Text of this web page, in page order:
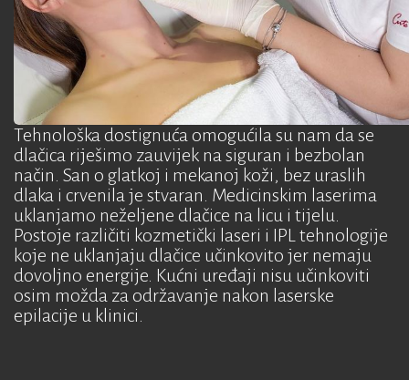
Tehnološka dostignuća omogućila su nam da se
dlačica riješimo zauvijek na siguran i bezbolan
način. San o glatkoj i mekanoj koži, bez uraslih
dlaka i crvenila je stvaran. Medicinskim laserima
uklanjamo neželjene dlačice na licu i tijelu.
Postoje različiti kozmetički laseri i IPL tehnologije
koje ne uklanjaju dlačice učinkovito jer nemaju
dovoljno energije. Kućni uređaji nisu učinkoviti
osim možda za održavanje nakon laserske
epilacije u klinici.